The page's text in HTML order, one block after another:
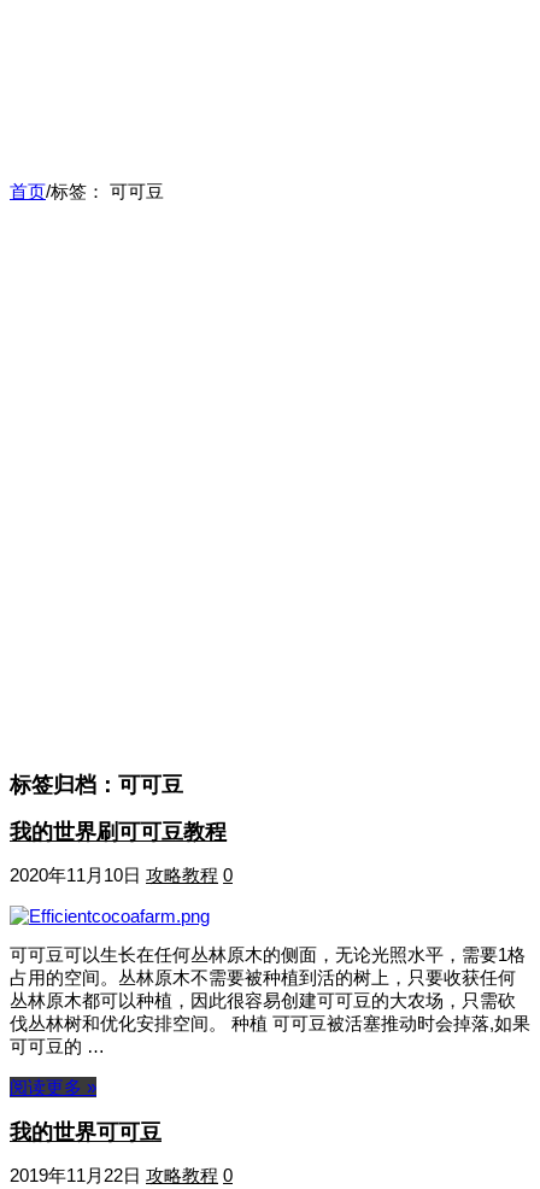
首页/标签： 可可豆
标签归档： 可可豆
我的世界刷可可豆教程
2020年11月10日 攻略教程 0
可可豆可以生长在任何丛林原木的侧面，无论光照水平，需要1格
占用的空间。丛林原木不需要被种植到活的树上，只要收获任何
丛林原木都可以种植，因此很容易创建可可豆的大农场，只需砍
伐丛林树和优化安排空间。 种植 可可豆被活塞推动时会掉落,如果
可可豆的 …
阅读更多 »
我的世界可可豆
2019年11月22日 攻略教程 0